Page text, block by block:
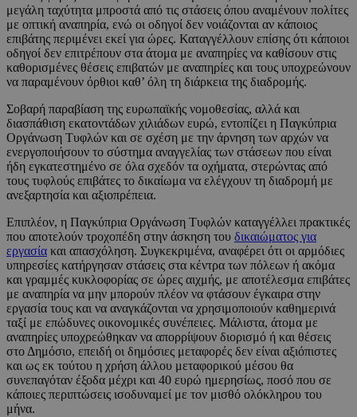
μεγάλη ταχύτητα μπροστά από τις στάσεις όπου αναμένουν πολίτες
με οπτική αναπηρία, ενώ οι οδηγοί δεν νοιάζονται αν κάποιος
επιβάτης περιμένει εκεί για ώρες. Καταγγέλλουν επίσης ότι κάποιοι
οδηγοί δεν επιτρέπουν στα άτομα με αναπηρίες να καθίσουν στις
καθορισμένες θέσεις επιβατών με αναπηρίες και τους υποχρεώνουν
να παραμένουν όρθιοι καθ’ όλη τη διάρκεια της διαδρομής.
Σοβαρή παραβίαση της ευρωπαϊκής νομοθεσίας, αλλά και
διασπάθιση εκατοντάδων χιλιάδων ευρώ, εντοπίζει η Παγκύπρια
Οργάνωση Τυφλών και σε σχέση με την άρνηση των αρχών να
ενεργοποιήσουν το σύστημα αναγγελίας των στάσεων που είναι
ήδη εγκατεστημένο σε όλα σχεδόν τα οχήματα, στερώντας από
τους τυφλούς επιβάτες το δικαίωμα να ελέγχουν τη διαδρομή με
ανεξαρτησία και αξιοπρέπεια.
Επιπλέον, η Παγκύπρια Οργάνωση Τυφλών καταγγέλλει πρακτικές
που αποτελούν τροχοπέδη στην άσκηση του δικαιώματος για
εργασία και απασχόληση. Συγκεκριμένα, αναφέρει ότι οι αρμόδιες
υπηρεσίες κατήργησαν στάσεις στα κέντρα των πόλεων ή ακόμα
και γραμμές κυκλοφορίας σε ώρες αιχμής, με αποτέλεσμα επιβάτες
με αναπηρία να μην μπορούν πλέον να φτάσουν έγκαιρα στην
εργασία τους και να αναγκάζονται να χρησιμοποιούν καθημερινά
ταξί με επώδυνες οικονομικές συνέπειες. Μάλιστα, άτομα με
αναπηρίες υποχρεώθηκαν να απορρίψουν διορισμό ή και θέσεις
στο Δημόσιο, επειδή οι δημόσιες μεταφορές δεν είναι αξιόπιστες
και ως εκ τούτου η χρήση άλλου μεταφορικού μέσου θα
συνεπαγόταν έξοδα μέχρι και 40 ευρώ ημερησίως, ποσό που σε
κάποιες περιπτώσεις ισοδυναμεί με τον μισθό ολόκληρου του
μήνα.